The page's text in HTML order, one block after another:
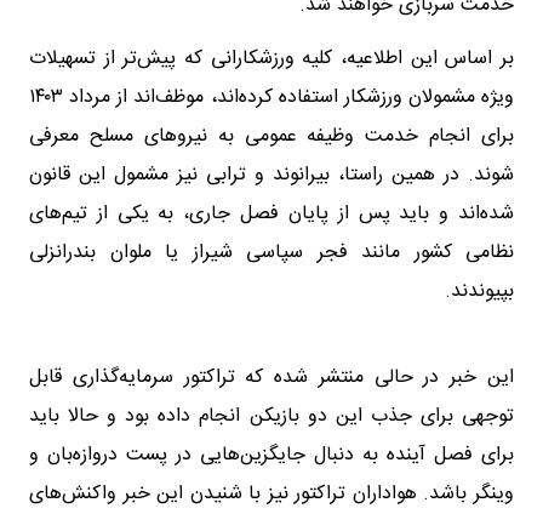
بر اساس این اطلاعیه، کلیه ورزشکارانی که پیش‌تر از تسهیلات
ویژه مشمولان ورزشکار استفاده کرده‌اند، موظف‌اند از مرداد ۱۴۰۳
برای انجام خدمت وظیفه عمومی به نیروهای مسلح معرفی
شوند. در همین راستا، بیرانوند و ترابی نیز مشمول این قانون
شده‌اند و باید پس از پایان فصل جاری، به یکی از تیم‌های
نظامی کشور مانند فجر سپاسی شیراز یا ملوان بندرانزلی
بپیوندند.
این خبر در حالی منتشر شده که تراکتور سرمایه‌گذاری قابل
توجهی برای جذب این دو بازیکن انجام داده بود و حالا باید
برای فصل آینده به دنبال جایگزین‌هایی در پست دروازه‌بان و
وینگر باشد. هواداران تراکتور نیز با شنیدن این خبر واکنش‌های